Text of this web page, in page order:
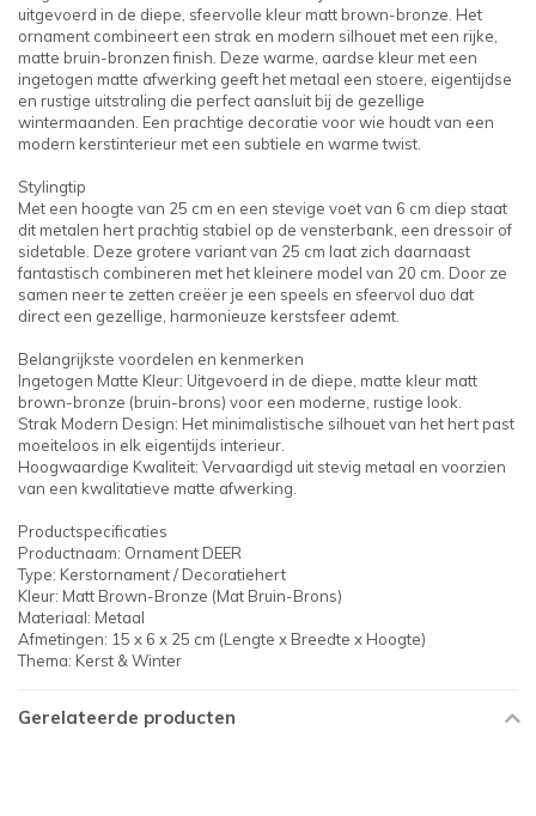
uitgevoerd in de diepe, sfeervolle kleur matt brown-bronze. Het
ornament combineert een strak en modern silhouet met een rijke,
matte bruin-bronzen finish. Deze warme, aardse kleur met een
ingetogen matte afwerking geeft het metaal een stoere, eigentijdse
en rustige uitstraling die perfect aansluit bij de gezellige
wintermaanden. Een prachtige decoratie voor wie houdt van een
modern kerstinterieur met een subtiele en warme twist.
Stylingtip
Met een hoogte van 25 cm en een stevige voet van 6 cm diep staat
dit metalen hert prachtig stabiel op de vensterbank, een dressoir of
sidetable. Deze grotere variant van 25 cm laat zich daarnaast
fantastisch combineren met het kleinere model van 20 cm. Door ze
samen neer te zetten creëer je een speels en sfeervol duo dat
direct een gezellige, harmonieuze kerstsfeer ademt.
Belangrijkste voordelen en kenmerken
Ingetogen Matte Kleur: Uitgevoerd in de diepe, matte kleur matt
brown-bronze (bruin-brons) voor een moderne, rustige look.
Strak Modern Design: Het minimalistische silhouet van het hert past
moeiteloos in elk eigentijds interieur.
Hoogwaardige Kwaliteit: Vervaardigd uit stevig metaal en voorzien
van een kwalitatieve matte afwerking.
Productspecificaties
Productnaam: Ornament DEER
Type: Kerstornament / Decoratiehert
Kleur: Matt Brown-Bronze (Mat Bruin-Brons)
Materiaal: Metaal
Afmetingen: 15 x 6 x 25 cm (Lengte x Breedte x Hoogte)
Thema: Kerst & Winter
Gerelateerde producten